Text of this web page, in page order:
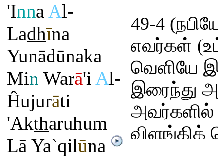
'InnaAl-
Ladhīna
Yunādūnaka
Min Warā'i Al-
Ĥujurāti
'Aktharuhum
Lā Ya`qilūna
49-4
எவர்கள்
வெளியே
இரைந்து
அவர்களில்